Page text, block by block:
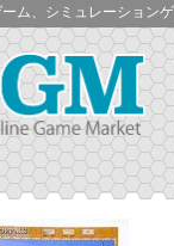
ム、シミュレーション